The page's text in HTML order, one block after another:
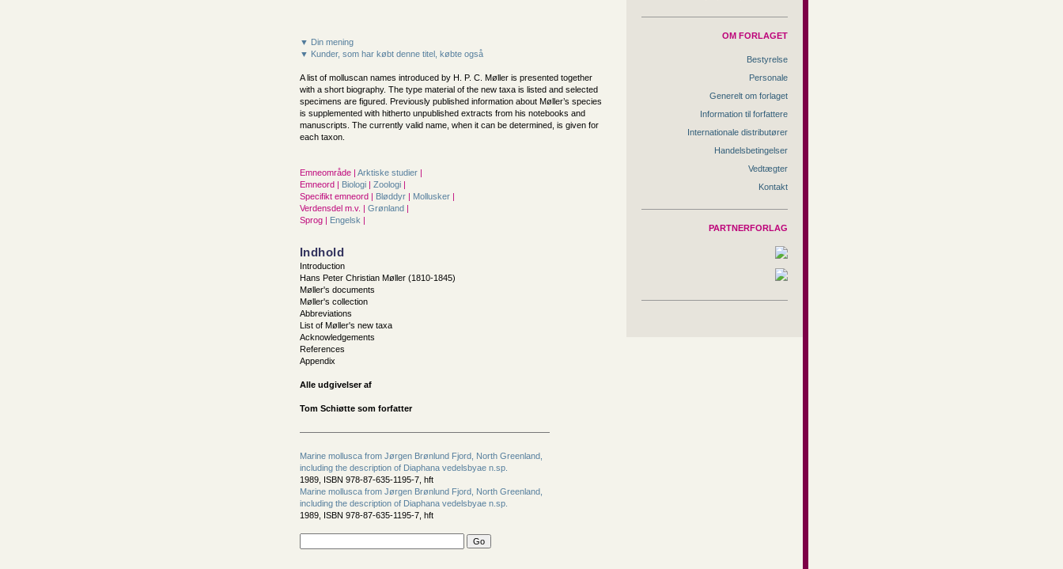
▼ Din mening
▼ Kunder, som har købt denne titel, købte også
A list of molluscan names introduced by H. P. C. Møller is presented together
with a short biography. The type material of the new taxa is listed and selected
specimens are figured. Previously published information about Møller’s species
is supplemented with hitherto unpublished extracts from his notebooks and
manuscripts. The currently valid name, when it can be determined, is given for
each taxon.
Emneområde | Arktiske studier |
Emneord | Biologi | Zoologi |
Specifikt emneord | Bløddyr | Mollusker |
Verdensdel m.v. | Grønland |
Sprog | Engelsk |
Indhold
Introduction
Hans Peter Christian Møller (1810-1845)
Møller's documents
Møller's collection
Abbreviations
List of Møller's new taxa
Acknowledgements
References
Appendix
Alle udgivelser af
Tom Schiøtte som forfatter
Marine mollusca from Jørgen Brønlund Fjord, North Greenland,
including the description of Diaphana vedelsbyae n.sp.
1989, ISBN 978-87-635-1195-7, hft
Marine mollusca from Jørgen Brønlund Fjord, North Greenland,
including the description of Diaphana vedelsbyae n.sp.
1989, ISBN 978-87-635-1195-7, hft
OM FORLAGET
Bestyrelse
Personale
Generelt om forlaget
Information til forfattere
Internationale distributører
Handelsbetingelser
Vedtægter
Kontakt
PARTNERFORLAG